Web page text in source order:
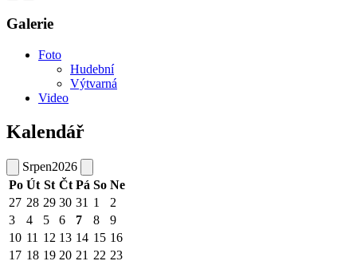
Galerie
Foto
Hudební
Výtvarná
Video
Kalendář
Srpen2026
Po Út St Čt Pá So Ne
27 28 29 30 31 1
2
3
4 5 6 7 8
9
10 11 12 13 14 15 16
17 18 19 20 21 22 23